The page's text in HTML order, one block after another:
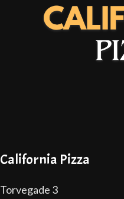
California Pizza
Torvegade 3